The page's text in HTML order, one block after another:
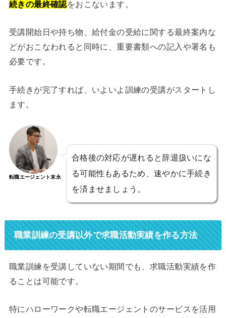
続きの最終確認をおこないます。
受講開始日や持ち物、給付金の受給に関する最終案内な
どがおこなわれると同時に、重要書類への記入や署名も
必要です。
手続きが完了すれば、いよいよ訓練の受講がスタートし
ます。
転職エージェント末永
合格後の対応が遅れると辞退扱いにな
る可能性もあるため、速やかに手続き
を済ませましょう。
職業訓練の受講以外で求職活動実績を作る方法
職業訓練を受講していない期間でも、求職活動実績を作
ることは可能です。
特にハローワークや転職エージェントのサービスを活用